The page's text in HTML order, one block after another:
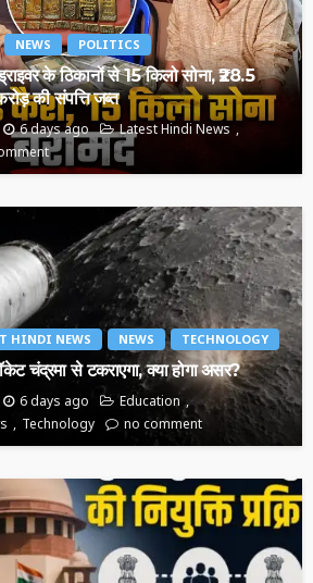
NEWS POLITICS
के ठिकानों से 15 किलो सोना, ₹28.5
की संपत्ति जब्त
6 days ago
Latest Hindi News
HINDI NEWS NEWS TECHNOLOGY
चंद्रमा से टकराएगा, क्या होगा असर?
6 days ago
Education
Technology no comment